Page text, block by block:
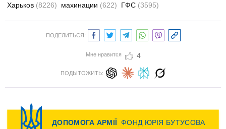
Харьков (8226) махинации (622) ГФС (3595)
ПОДЕЛИТЬСЯ:
Мне нравится 4
ПОДЫТОЖИТЬ: